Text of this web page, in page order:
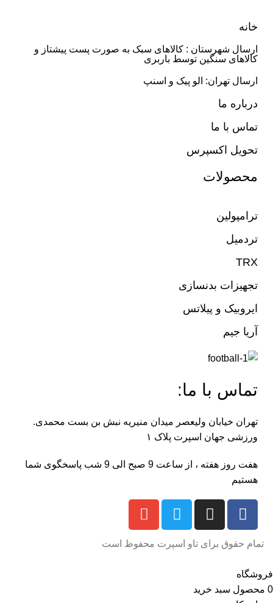
خانه
ارسال شهرستان : کالاهای سبک به صورت پست پیشتاز و
کالاهای سنگین توسط باربری
ارسال تهران: الو پیک و اسنپ
درباره ما
تماس با ما
تحویل اکسپرس
محصولات
ترامپولین
تردمیل
TRX
تجهیزات بدنسازی
ایروبیک و پیلاتس
آریا جیم
تماس با ما:
تهران خیابان ولیعصر میدان منیریه نبش بن بست محمدی.
ورزشی جهان اسپرت پلاک ۱
هفت روز هفته ، از ساعت 9 صبح الی 9 شب پاسخگوی شما
هستیم
تمام حقوق برای تاو اسپرت محفوظ است
فروشگاه
0 محصول سبد خرید